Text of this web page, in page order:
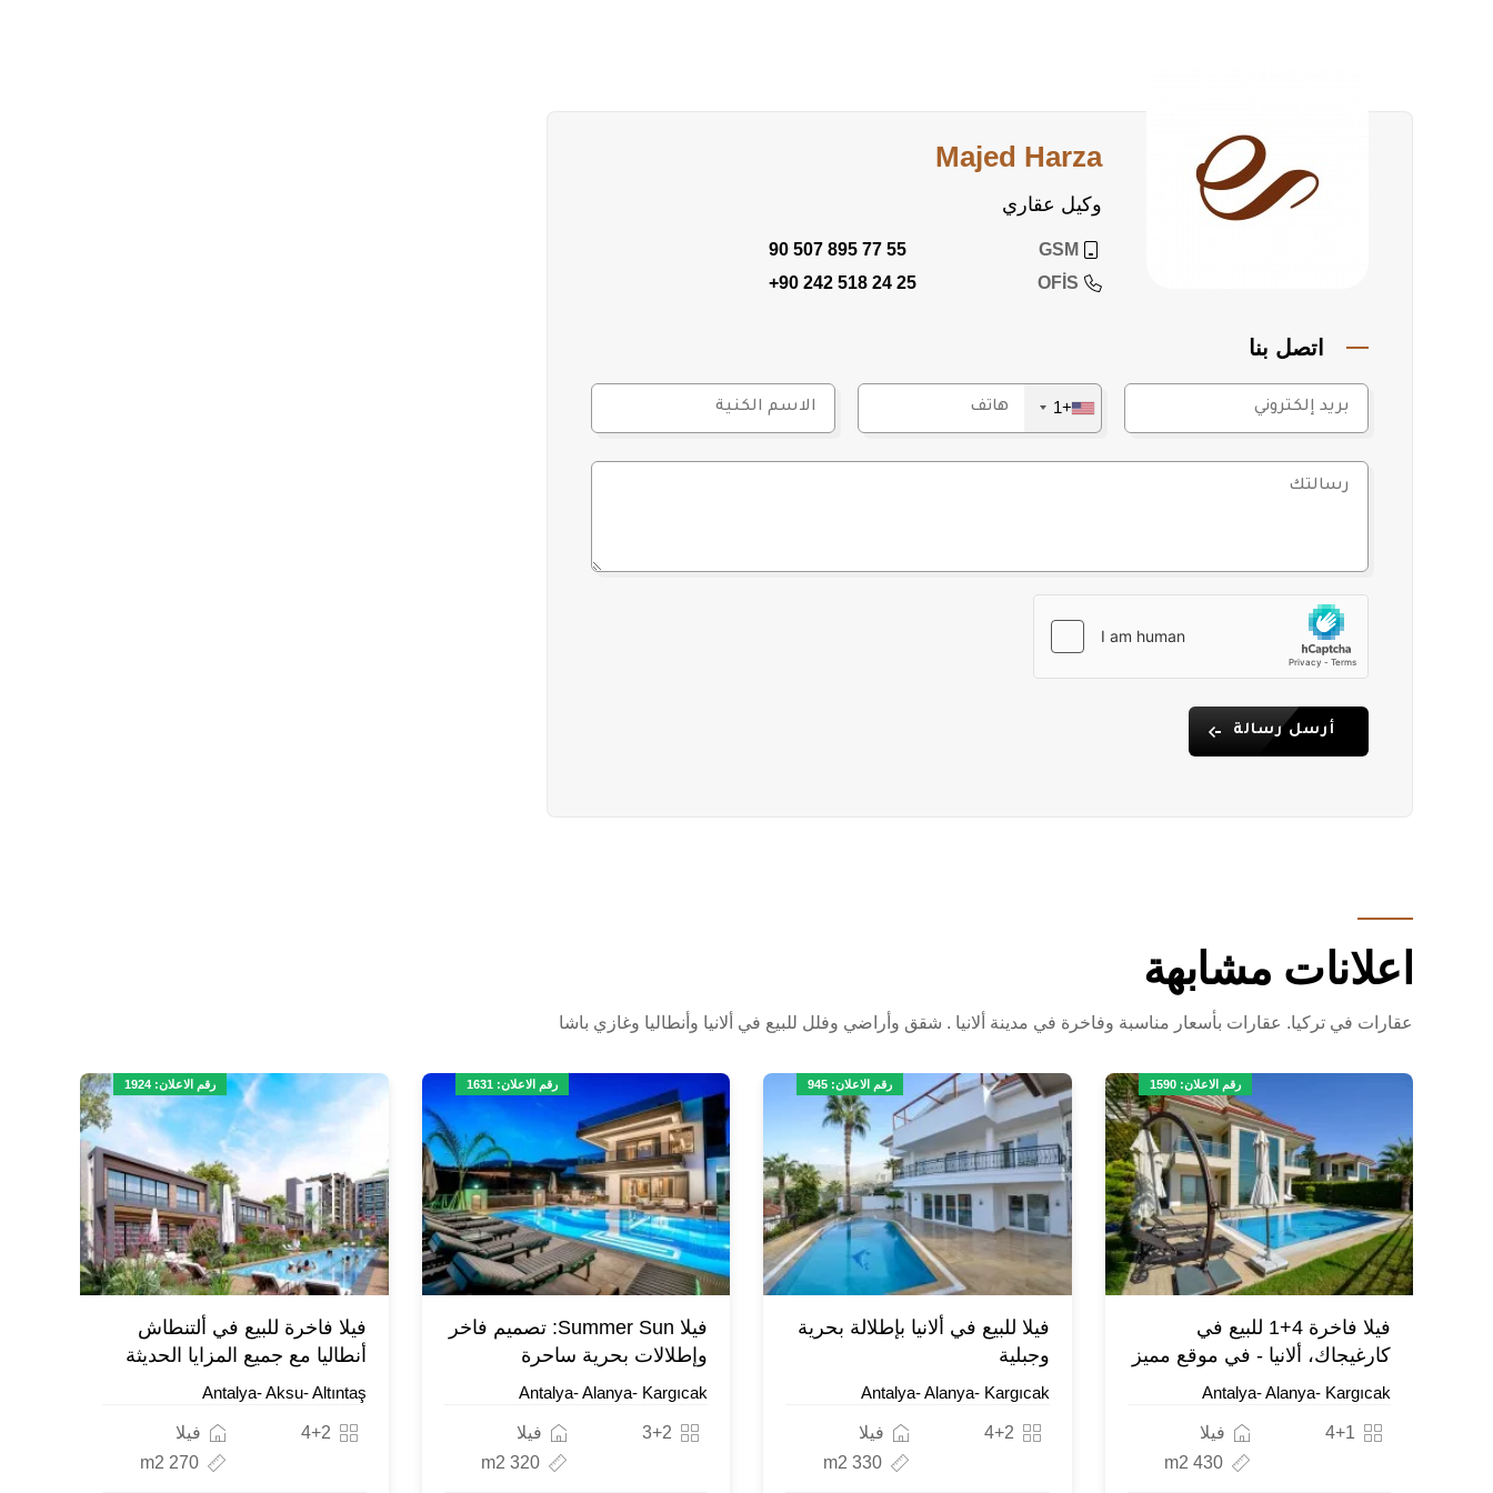
Majed Harza
وكيل عقاري
GSM
90 507 895 77 55
OFİS
+90 242 518 24 25
اتصل بنا
+1
أرسل رسالة
اعلانات مشابهة
عقارات في تركيا. عقارات بأسعار مناسبة وفاخرة في مدينة ألانيا . شقق وأراضي وفلل للبيع في ألانيا وأنطاليا وغازي باشا
رقم الاعلان: 1590
فيلا فاخرة 4+1 للبيع في
كارغيجاك، ألانيا - في موقع مميز
Antalya- Alanya- Kargıcak
فيلا
4+1
430 m2
رقم الاعلان: 945
فيلا للبيع في ألانيا بإطلالة بحرية
وجبلية
Antalya- Alanya- Kargıcak
فيلا
4+2
330 m2
رقم الاعلان: 1631
فيلا Summer Sun: تصميم فاخر
وإطلالات بحرية ساحرة
Antalya- Alanya- Kargıcak
فيلا
3+2
320 m2
رقم الاعلان: 1924
فيلا فاخرة للبيع في ألتنطاش
أنطاليا مع جميع المزايا الحديثة
Antalya- Aksu- Altıntaş
فيلا
4+2
270 m2